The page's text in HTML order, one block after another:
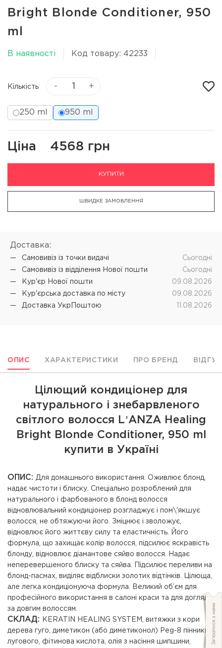
Bright Blonde Conditioner, 950
ml
В наявності Код товару: 42233
Кількість - +
250 ml 950 ml
Ціна 4568 грн
КУПИТИ
ШВИДКЕ ЗАМОВЛЕННЯ
Доставка:
Самовивіз iз точки видачі
Cьогодні
Самовивіз iз відділення Нової пошти
Cьогодні
Кур'єр Нової пошти
09.08.2026
Кур'єрська доставка по місту
09.08.2026
Доставка УкрПоштою
11.08.2026
ОПИС ХАРАКТЕРИСТИКИ ПРО БРЕНД
Цілющий кондиціонер для
натурального і знебарвленого
світлого волосся LʼANZA Healing
Bright Blonde Conditioner, 950 ml
купити в Україні
ОПИС: Для домашнього використання. Оживлює блонд,
надає чистоти і блиску. Спеціально розроблений для
натурального і фарбованого в блонд волосся
відновлювальний кондиціонер розгладжує і пом\'якшує
волосся, не обтяжуючи його. Зміцнює і зволожує,
відновлює його життєву силу та еластичність. Його
формула, що захищає колір волосся, підсилює яскравість
блонду, відновлює діамантове сяйво волосся. Надає
неперевершеного блиску та сяйва. Підсилює переливи на
блонд-пасмах, виділяє відблиски золотих відтінків. Цілюща,
але легка кондиціонуюча формула. Великий об’єм для
професійного використання в салоні краси та для догляду
за довгим волоссям.
СКЛАД:
KERATIN HEALING SYSTEM, витяжки з кори
дерева гуго, диметикон (або диметиконол) Peg-8 пінники
лугового, фітинова кислота, олія з насіння шипшини,